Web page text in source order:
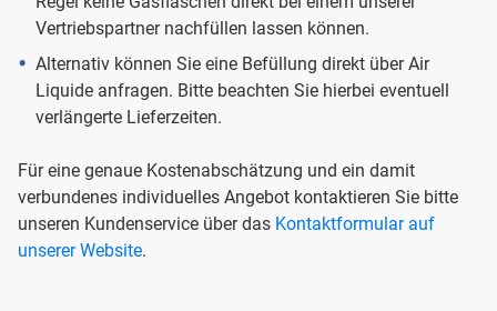
Vertriebspartner nachfüllen lassen können.
Alternativ können Sie eine Befüllung direkt über Air
Liquide anfragen. Bitte beachten Sie hierbei eventuell
verlängerte Lieferzeiten.
Für eine genaue Kostenabschätzung und ein damit
verbundenes individuelles Angebot kontaktieren Sie bitte
unseren Kundenservice über das Kontaktformular auf
unserer Website.